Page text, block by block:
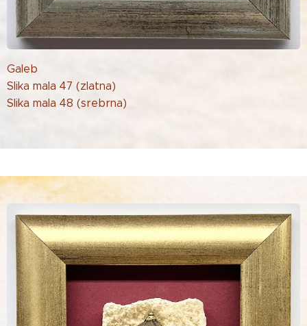
Galeb
Slika mala 47 (zlatna)
Slika mala 48 (srebrna)